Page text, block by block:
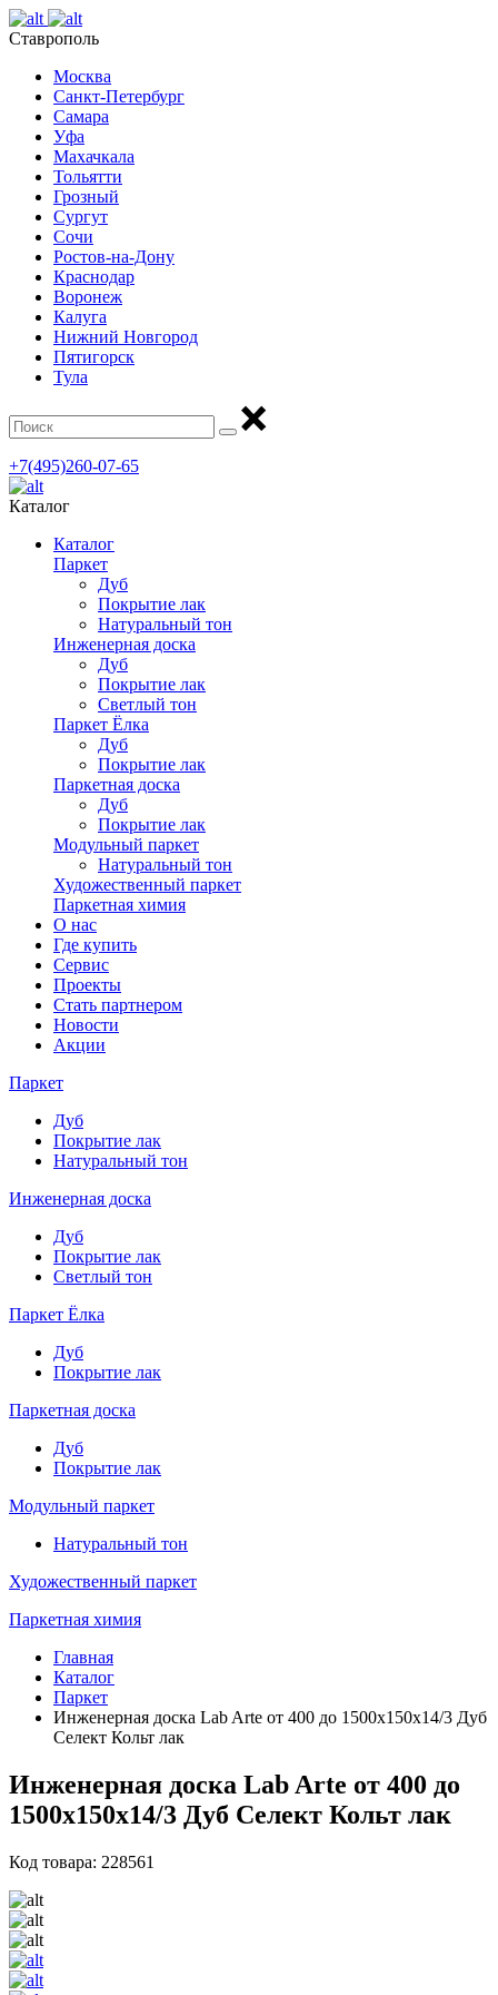
Ставрополь
Москва
Санкт-Петербург
Самара
Уфа
Махачкала
Тольятти
Грозный
Сургут
Сочи
Ростов-на-Дону
Краснодар
Воронеж
Калуга
Нижний Новгород
Пятигорск
Тула
+7(495)260-07-65
Каталог
Каталог
Паркет
Дуб
Покрытие лак
Натуральный тон
Инженерная доска
Дуб
Покрытие лак
Светлый тон
Паркет Ёлка
Дуб
Покрытие лак
Паркетная доска
Дуб
Покрытие лак
Модульный паркет
Натуральный тон
Художественный паркет
Паркетная химия
О нас
Где купить
Сервис
Проекты
Стать партнером
Новости
Акции
Паркет
Дуб
Покрытие лак
Натуральный тон
Инженерная доска
Дуб
Покрытие лак
Светлый тон
Паркет Ёлка
Дуб
Покрытие лак
Паркетная доска
Дуб
Покрытие лак
Модульный паркет
Натуральный тон
Художественный паркет
Паркетная химия
Главная
Каталог
Паркет
Инженерная доска Lab Arte от 400 до 1500х150х14/3 Дуб
Селект Кольт лак
Инженерная доска Lab Arte от 400 до
1500х150х14/3 Дуб Селект Кольт лак
Код товара: 228561